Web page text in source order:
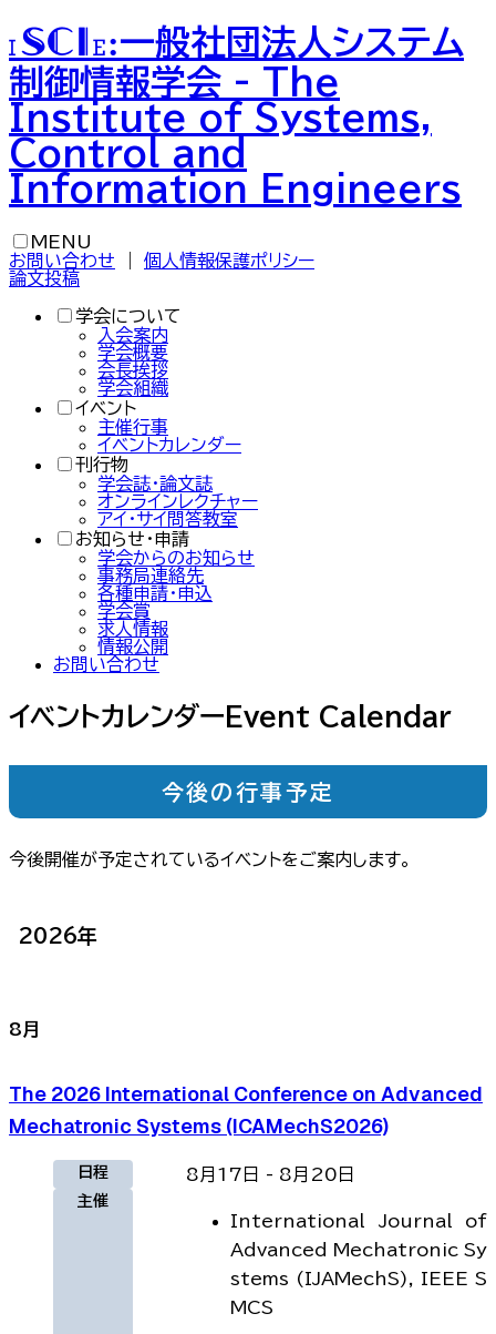
ISCIE:一般社団法人システム
制御情報学会 - The
Institute of Systems,
Control and
Information Engineers
MENU
お問い合わせ
個人情報保護ポリシー
論文投稿
学会について
入会案内
学会概要
会長挨拶
学会組織
イベント
主催行事
イベントカレンダー
刊行物
学会誌・論文誌
オンラインレクチャー
アイ・サイ問答教室
お知らせ・申請
学会からのお知らせ
事務局連絡先
各種申請・申込
学会賞
求人情報
情報公開
お問い合わせ
イベントカレンダー Event Calendar
今後の行事予定
今後開催が予定されているイベントをご案内します。
2026年
8月
The 2026 International Conference on Advanced
Mechatronic Systems (ICAMechS2026)
日程 8月17日 - 8月20日
主催
International Journal of
Advanced Mechatronic Sy
stems (IJAMechS), IEEE S
MCS